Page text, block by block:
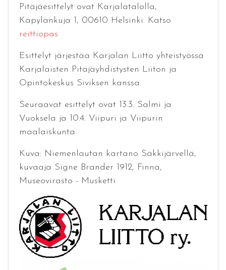
Pitäjäesittelyt ovat Karjalatalolla,
Käpylänkuja 1, 00610 Helsinki. Katso
reittiopas
Esittelyt järjestää Karjalan Liitto yhteistyössä
Karjalaisten Pitäjäyhdistysten Liiton ja
Opintokeskus Siviksen kanssa.
Seuraavat esittelyt ovat 13.3. Salmi ja
Vuoksela ja 10.4. Viipuri ja Viipurin
maalaiskunta.
Kuva: Niemenlautan kartano Säkkijärvellä,
kuvaaja Signe Brander 1912, Finna,
Museovirasto - Musketti.